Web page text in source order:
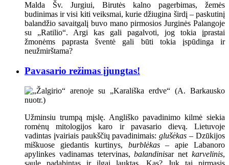
Malda Šv. Jurgiui, Birutės kalno pagerbimas, žemės
budinimas ir visi kiti veiksmai, kurie džiugina širdį – paskutinį
balandžio savaitgalį buvo mano pirmosios Jurginės Palangoje
su „Ratilio“. Argi kas gali pagalvoti, jog tokia įprastai
žmonėms paprasta šventė gali būti tokia įspūdinga ir
neužmirštama?
Pavasario režimas įjungtas!
Užminsiu trumpą mįslę. Angliško pavadinimo kilmė siekia
romėnų mitologijos karo ir pavasario dievą. Lietuvoje
vadintas įvairiais paukščių pavadinimais:glušėkas– Dzūkijos
miškuose giedantis kurtinys, burblėkas– apie Labanoro
apylinkes vadinamas tetervinas,balandinisar netkarvelinis,
saule padabintas ir ilgai lauktas. Kas? Juk tai pirmasis